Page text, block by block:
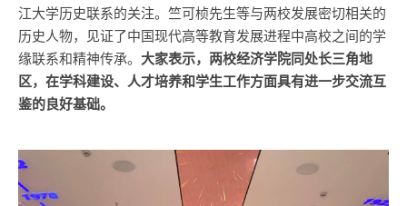
江大学历史联系的关注。竺可桢先生等与两校发展密切相关的
历史人物，见证了中国现代高等教育发展进程中高校之间的学
缘联系和精神传承。 大家表示，两校经济学院同处长三角地
区，在学科建设、人才培养和学生工作方面具有进一步交流互
鉴的良好基础。